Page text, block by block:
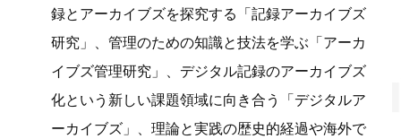
録とアーカイブズを探究する「記録アーカイブズ
研究」、管理のための知識と技法を学ぶ「アーカ
イブズ管理研究」、デジタル記録のアーカイブズ
化という新しい課題領域に向き合う「デジタルア
ーカイブズ」、理論と実践の歴史的経過や海外で